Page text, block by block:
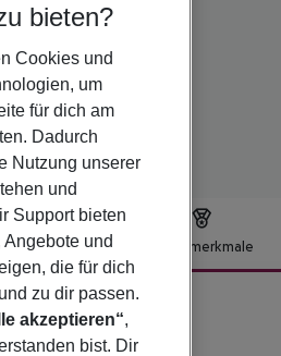
Hotelmerkmale
bieten?
Cookies und
um
für dich am
Dadurch
Nutzung unserer
und
Support bieten
und
die für dich
zu dir passen.
akzeptieren“,
bist. Dir